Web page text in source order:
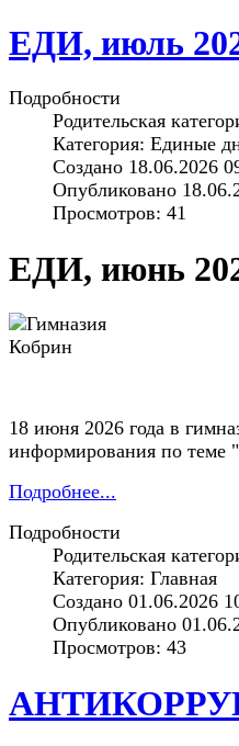
ЕДИ, июль
Подробности
Родительская
Категория: Единые
Создано 18.06.2026
Опубликовано
Просмотров: 41
ЕДИ, июнь
18 июня 2026 года в
информирования по теме
Подробнее...
Подробности
Родительская
Категория: Главная
Создано 01.06.2026
Опубликовано
Просмотров: 43